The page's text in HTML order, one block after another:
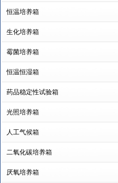
恒温培养箱
生化培养箱
霉菌培养箱
恒温恒湿箱
药品稳定性试验箱
光照培养箱
人工气候箱
二氧化碳培养箱
厌氧培养箱